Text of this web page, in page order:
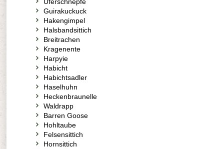
Guirakuckuck
Hakengimpel
Halsbandsittich
Breitrachen
Kragenente
Harpyie
Habicht
Habichtsadler
Haselhuhn
Heckenbraunelle
Waldrapp
Barren Goose
Hohltaube
Felsensittich
Hornsittich